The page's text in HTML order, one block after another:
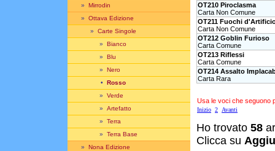
» Mirrodin
» Ottava Edizione
» Carte Singole
» Bianco
» Blu
» Nero
• Rosso
» Verde
» Artefatto
» Terra
» Terra Base
» Nona Edizione
OT210 Piroclasma
Carta Non Comune
OT211 Fuochi
Carta Non Comune
OT212 Goblin Furioso
Carta Comune
OT213 Riflessi
Carta Comune
OT214 Assalto
Carta Rara
Usa le voci che seguono
Inizio 2 Avanti
Ho trovato 58
Clicca su